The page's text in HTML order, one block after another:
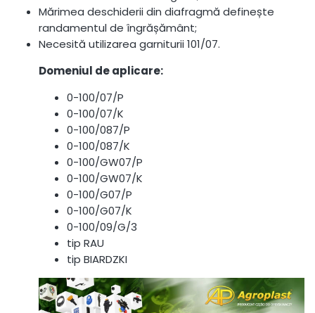
Mărimea deschiderii din diafragmă definește
randamentul de îngrășământ;
Necesită utilizarea garniturii 101/07.
Domeniul de aplicare:
0-100/07/P
0-100/07/K
0-100/087/P
0-100/087/K
0-100/GW07/P
0-100/GW07/K
0-100/G07/P
0-100/G07/K
0-100/09/G/3
tip RAU
tip BIARDZKI